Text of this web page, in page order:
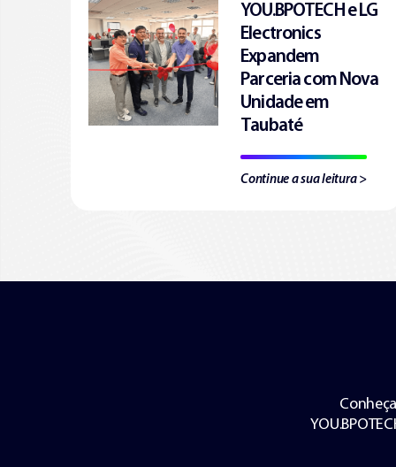
YOU.BPOTECH e LG
Electronics
Expandem
Parceria com Nova
Unidade em
Taubaté
Continue a sua leitura >